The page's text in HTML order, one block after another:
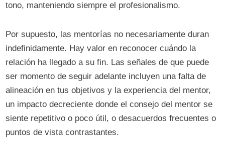
tono, manteniendo siempre el profesionalismo.
Por supuesto, las mentorías no necesariamente duran
indefinidamente. Hay valor en reconocer cuándo la
relación ha llegado a su fin. Las señales de que puede
ser momento de seguir adelante incluyen una falta de
alineación en tus objetivos y la experiencia del mentor,
un impacto decreciente donde el consejo del mentor se
siente repetitivo o poco útil, o desacuerdos frecuentes o
puntos de vista contrastantes.